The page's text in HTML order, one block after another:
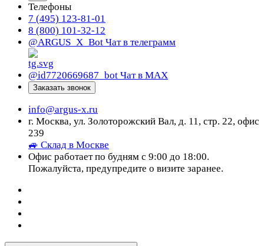
Телефоны
7 (495) 123-81-01
8 (800) 101-32-12
@ARGUS_X_Bot Чат в телеграмм
@id7720669687_bot Чат в МАХ
Заказать звонок
info@argus-x.ru
г. Москва, ул. Золоторожский Вал, д. 11, стр. 22, офис
239
🚙 Склад в Москве
Офис работает по будням с 9:00 до 18:00.
Пожалуйста, предупредите о визите заранее.